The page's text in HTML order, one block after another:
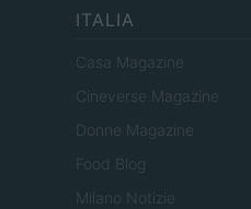
ITALIA
Casa Magazine
Cineverse Magazine
Donne Magazine
Food Blog
Milano Notizie